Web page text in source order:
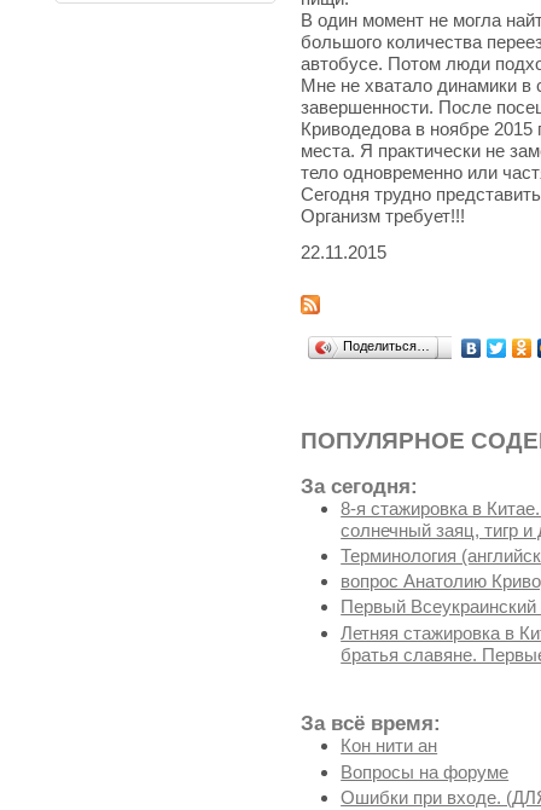
В один момент не могла
большого количества
автобусе. Потом люди
Мне не хватало динамики
завершенности. После
Криводедова в ноябре 2015
места. Я практически не
тело одновременно или
Сегодня трудно
Организм требует!!!
22.11.2015
Поделиться…
ПОПУЛЯРНОЕ
За сегодня:
8-я стажировка в
солнечный заяц, тигр и
Терминология
вопрос Анатолию
Первый
Летняя стажировка в
братья славяне.
За всё время:
Кон нити ан
Вопросы на форуме
Ошибки при входе.